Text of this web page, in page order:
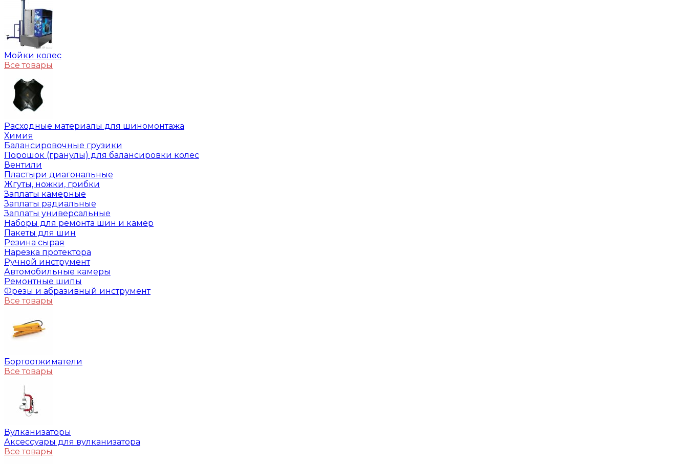
Мойки колес
Все товары
Расходные материалы для шиномонтажа
Химия
Балансировочные грузики
Порошок (гранулы) для балансировки колес
Вентили
Пластыри диагональные
Жгуты, ножки, грибки
Заплаты камерные
Заплаты радиальные
Заплаты универсальные
Наборы для ремонта шин и камер
Пакеты для шин
Резина сырая
Нарезка протектора
Ручной инструмент
Автомобильные камеры
Ремонтные шипы
Фрезы и абразивный инструмент
Все товары
Бортоотжиматели
Все товары
Вулканизаторы
Аксессуары для вулканизатора
Все товары